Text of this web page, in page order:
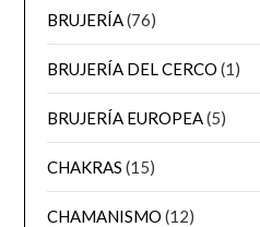
BRUJERÍA(76)
BRUJERÍA DEL CERCO (1)
BRUJERÍA EUROPEA(5)
CHAKRAS (15)
CHAMANISMO (12)